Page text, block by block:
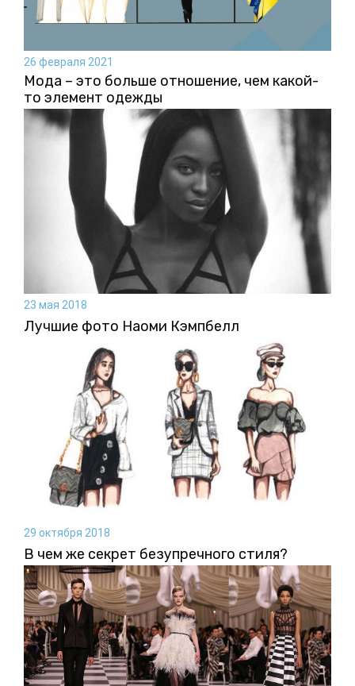
26 февраля 2021
Мода – это больше отношение, чем какой-
то элемент одежды
23 мая 2018
Лучшие фото Наоми Кэмпбелл
29 октября 2018
В чем же секрет безупречного стиля?